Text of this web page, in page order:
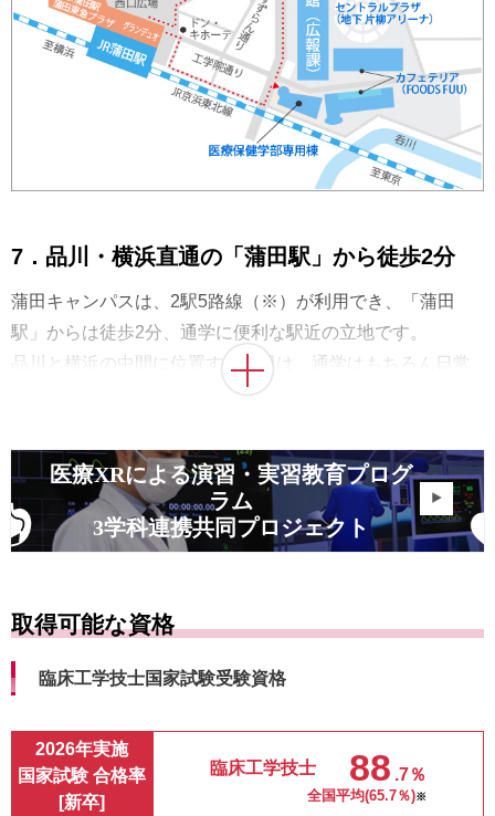
就職を強力にバックアップします。
7．品川・横浜直通の「蒲田駅」から徒歩2分
蒲田キャンパスは、2駅5路線（※）が利用でき、「蒲田
駅」からは徒歩2分、通学に便利な駅近の立地です。
品川と横浜の中間に位置する蒲田は、通学はもちろん日常
生活をおくるうえでとても利便性が高く、東京、神奈川、
す。
※JR京浜東北線・東急池上線・東急多摩川線の「蒲田」駅
から徒歩2分
※京急本線・京急空港線の「京急蒲田」駅から徒歩約15分
医療XRによる演習・実習教育プログ
ラム
3学科連携共同プロジェクト
取得可能な資格
臨床工学技士国家試験受験資格
2026年実施
国家試験 合格率
[新卒]
臨床工学技士 88 .7％
全国平均(65.7％)※